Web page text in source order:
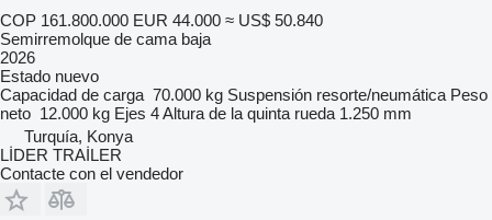
COP 161.800.000 EUR 44.000 ≈ US$ 50.840
Semirremolque de cama baja
2026
Estado nuevo
Capacidad de carga 70.000 kg Suspensión resorte/neumática Peso
neto 12.000 kg Ejes 4Altura de la quinta rueda 1.250 mm
Turquía, Konya
LİDER TRAİLER
Contacte con el vendedor